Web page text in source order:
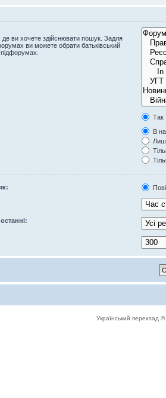
ви хочете здійснювати пошук. Задля
ви можете обрати батьківський
Так
В
Український переклад